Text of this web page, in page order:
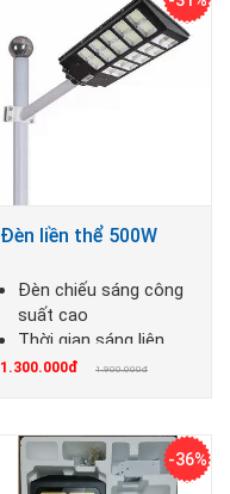
Đèn liền thể 500W
Đèn chiếu sáng công
suất cao
Thời gian sáng liên
tục: > 12 giờ
1.300.000đ 1.900.000đ
-36%